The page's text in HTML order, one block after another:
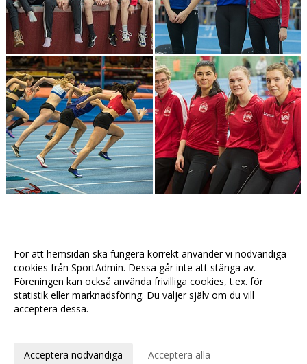
Luciaspelen 2019
Ladda album (+36 bilder) >>
inställningar
Webbversion
För att hemsidan ska fungera korrekt använder vi nödvändiga
cookies från SportAdmin. Dessa går inte att stänga av.
Föreningen kan också använda frivilliga cookies, t.ex. för
statistik eller marknadsföring. Du väljer själv om du vill
acceptera dessa.
Acceptera nödvändiga Acceptera alla